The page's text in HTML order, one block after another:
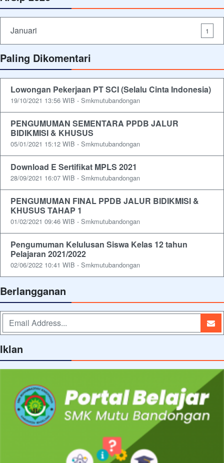
Januari 1
Paling Dikomentari
Lowongan Pekerjaan PT SCI (Selalu Cinta Indonesia)
19/10/2021 13:56 WIB - Smkmutubandongan
PENGUMUMAN SEMENTARA PPDB JALUR
BIDIKMISI & KHUSUS
05/01/2021 15:12 WIB - Smkmutubandongan
Download E Sertifikat MPLS 2021
28/09/2021 16:07 WIB - Smkmutubandongan
PENGUMUMAN FINAL PPDB JALUR BIDIKMISI &
KHUSUS TAHAP 1
01/02/2021 09:46 WIB - Smkmutubandongan
Pengumuman Kelulusan Siswa Kelas 12 tahun
Pelajaran 2021/2022
02/06/2022 10:41 WIB - Smkmutubandongan
Berlangganan
Iklan